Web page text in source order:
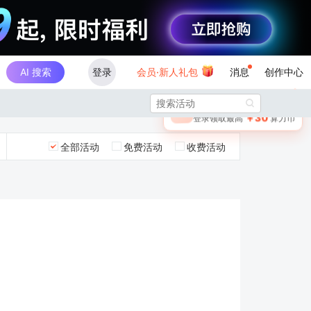
AI 搜索 登录 会员·新人礼包 消息 创作中心
🎁 未登录
登录领取最高￥30算力币

全部活动 免费活动 收费活动